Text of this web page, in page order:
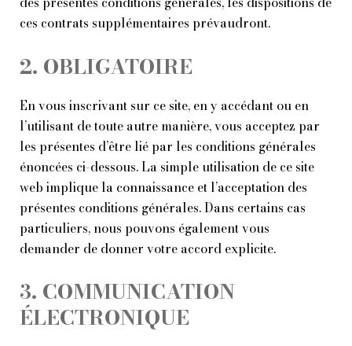
ces contrats supplémentaires prévaudront.
2. OBLIGATOIRE
En vous inscrivant sur ce site, en y accédant ou en
l’utilisant de toute autre manière, vous acceptez par
les présentes d’être lié par les conditions générales
énoncées ci-dessous. La simple utilisation de ce site
web implique la connaissance et l’acceptation des
présentes conditions générales. Dans certains cas
particuliers, nous pouvons également vous
demander de donner votre accord explicite.
3. COMMUNICATION
ÉLECTRONIQUE